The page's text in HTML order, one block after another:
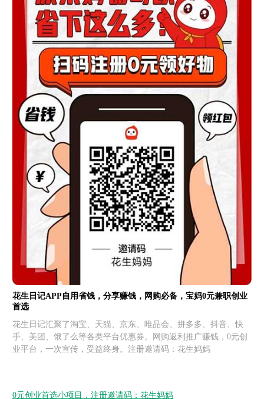
花生日记APP自用省钱，分享赚钱，网购必备，宝妈0元兼职创业
首选
花生日记汇聚了淘宝、天猫、京东、唯品会、拼多多、抖音、快
手、美团、饿了么等各类平台优惠券。网购返利推广赚钱，0元创
业平台，一次宣传，受益终身。注册邀请码：花生妈妈
0元创业首选小项目，注册邀请码：花生妈妈